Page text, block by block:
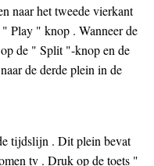
naar het tweede vierkant
Play " knop . Wanneer de
de " Split "-knop en de
de derde plein in de
tijdslijn . Dit plein bevat
tv . Druk op de toets "